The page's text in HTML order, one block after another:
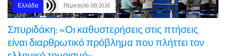
Σπυριδάκη: «Οι καθυστερήσεις στις πτήσεις
είναι διαρθρωτικό πρόβλημα που πλήττει τον
ελληνικό τουρισμό»
Ερώτηση και Αίτημα Κατάθεσης Εγγράφων προς τον Υπουργό